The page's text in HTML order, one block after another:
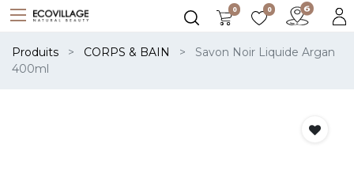
0 0
Produits CORPS & BAIN
Savon Noir Liquide Argan
400ml